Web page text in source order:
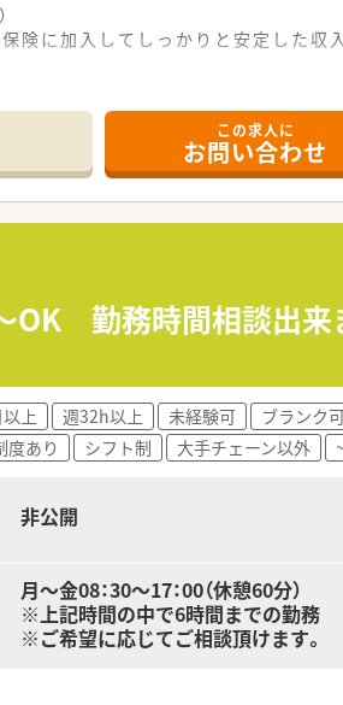
険に加入してしっかりと安定した収
にある地域密着型の落ち着いた雰囲
ており、眼科領域の専門的な知識を
ており、患者様とじっくり向き合える
の時間をプライベートやご家庭の予
までご勤務いただける方を積極的
以上を確保しながら希望に合わせ
ポートすることで直接的な感謝の
しっかりと目に見える形で収入に還
無理なく自分のペースで着実にスキ
この求人に
お問い合わせ
OK 勤務時間相談出
上 週32h以上 未経験可 ブランク
度あり シフト制 大手チェーン以外
非公開
月～金08：30～17：00（休憩60分）
※上記時間の中で6時間までの勤務
※ご希望に応じてご相談頂けます。